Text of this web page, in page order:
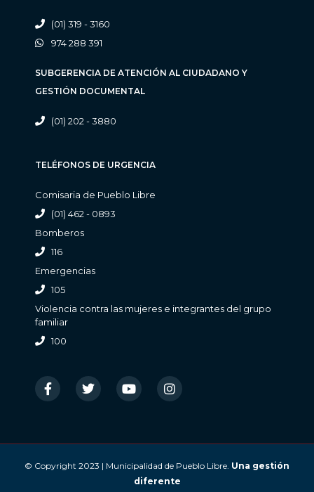
(01) 319 - 3160
974 288 391
SUBGERENCIA DE ATENCIÓN AL CIUDADANO Y
GESTIÓN DOCUMENTAL
(01) 202 - 3880
TELÉFONOS DE URGENCIA
Comisaria de Pueblo Libre
(01) 462 - 0893
Bomberos
116
Emergencias
105
Violencia contra las mujeres e integrantes del grupo
familiar
100
© Copyright 2023 | Municipalidad de Pueblo Libre. Una gestión
diferente